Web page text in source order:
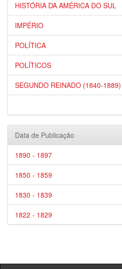
HISTÓRIA DA AMÉRICA DO SUL
IMPÉRIO
POLÍTICA
POLÍTICOS
SEGUNDO REINADO (1840-1889)
Data de Publicação
1890 - 1897
1850 - 1859
1830 - 1839
1822 - 1829